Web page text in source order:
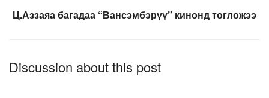
Ц.Аззаяа багадаа “Вансэмбэрүү” кинонд тогложээ
Discussion about this post